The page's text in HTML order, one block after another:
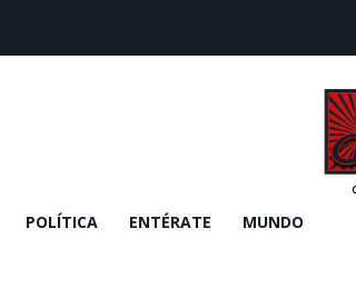
POLÍTICA ENTÉRATE MUNDO